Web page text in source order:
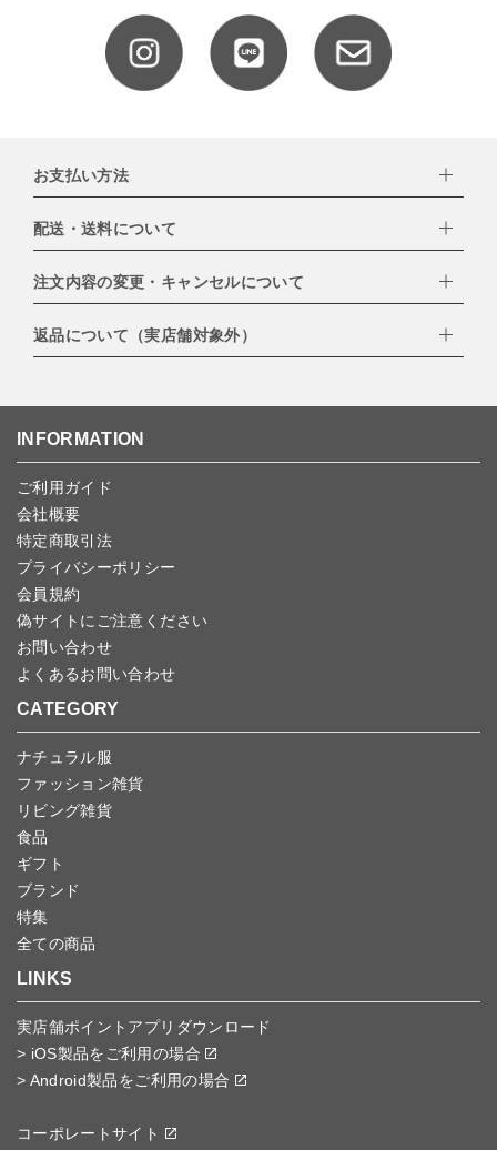
お支払い方法
下記お支払い方法よりお選びいただけます。
・クレジットカード（VISA,mastercard,JCB,AMERICAN
EXPRESS,Diners Club）
・PayPay
・NP後払い
配送・送料について
配達業者：日本郵便
北海道：1,400円
沖縄：1,400円
注文内容の変更・キャンセルについて
ご注文日当日から翌日のAM9:00までにご連絡頂いた場合はキャン
セルは可能です。
ンセルしていただいた後、ご希望の商品のみ再度ご注文お願いしま
予約商品など一部キャンセルが出来ない場合がございます。あらか
じめご了承ください。
返品について（実店舗対象外）
こちらよりご依頼ください。
INFORMATION
ご利用ガイド
会社概要
特定商取引法
プライバシーポリシー
会員規約
偽サイトにご注意ください
お問い合わせ
よくあるお問い合わせ
CATEGORY
ナチュラル服
ファッション雑貨
リビング雑貨
食品
ギフト
ブランド
特集
全ての商品
LINKS
実店舗ポイントアプリダウンロード
> iOS製品をご利用の場合
> Android製品をご利用の場合
コーポレートサイト